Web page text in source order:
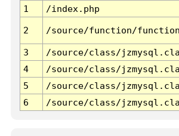
1
/index.php
2 /source/function/
3 /source/class/
4
/source/class/
5
/source/class/
6
/source/class/